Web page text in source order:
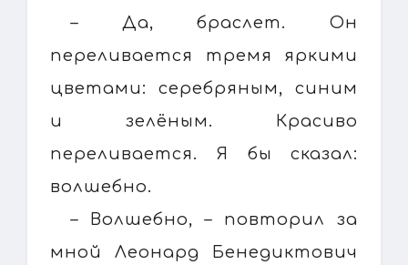
– Да, браслет. Он
переливается тремя яркими
цветами: серебряным, синим
и зелёным. Красиво
переливается. Я бы сказал:
волшебно.
– Волшебно, – повторил за
мной Леонард Бенедиктович